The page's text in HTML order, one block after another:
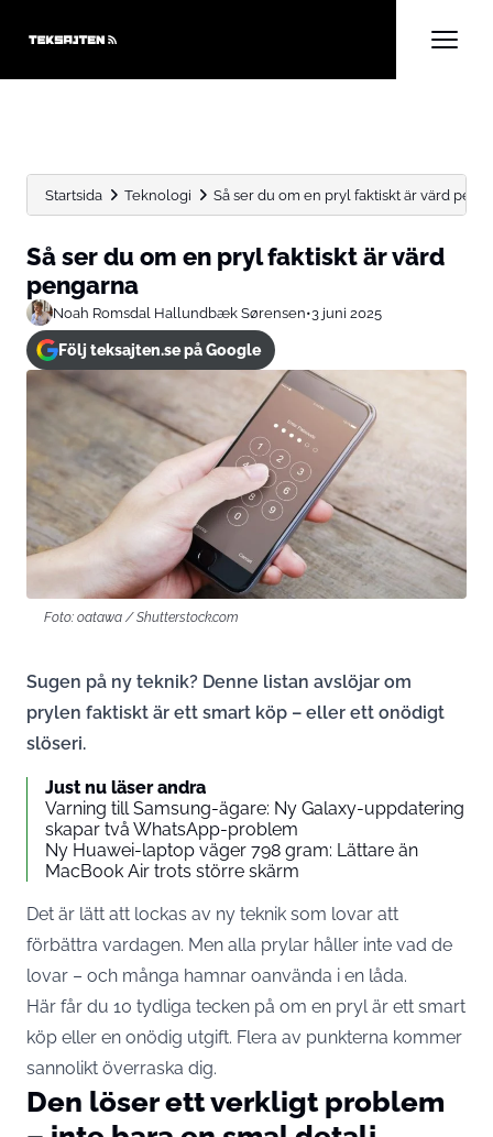
Startsida Teknologi Så ser du om en pryl faktiskt är värd
Så ser du om en pryl faktiskt är värd
pengarna
Noah Romsdal Hallundbæk Sørensen•3 juni 2025
Följ teksajten.se på Google
Foto: oatawa / Shutterstock.com
Sugen på ny teknik? Denne listan avslöjar om
prylen faktiskt är ett smart köp – eller ett onödigt
slöseri.
Just nu läser andra
Varning till Samsung-ägare: Ny Galaxy-uppdatering
skapar två WhatsApp-problem
Ny Huawei-laptop väger 798 gram: Lättare än
MacBook Air trots större skärm
Det är lätt att lockas av ny teknik som lovar att
förbättra vardagen. Men alla prylar håller inte vad de
lovar – och många hamnar oanvända i en låda.
Här får du 10 tydliga tecken på om en pryl är ett smart
köp eller en onödig utgift. Flera av punkterna kommer
sannolikt överraska dig.
Den löser ett verkligt problem